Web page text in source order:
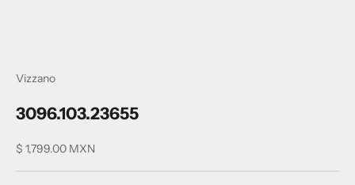
Vizzano
3096.103.23655
Precio de oferta
$ 1,799.00 MXN